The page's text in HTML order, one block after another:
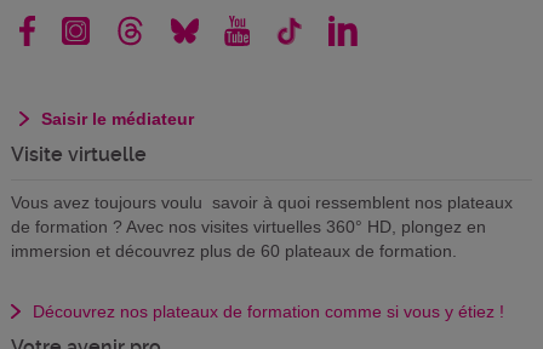
Saisir le médiateur
Visite virtuelle
Vous avez toujours voulu savoir à quoi ressemblent nos plateaux
de formation ? Avec nos visites virtuelles 360° HD, plongez en
immersion et découvrez plus de 60 plateaux de formation.
Découvrez nos plateaux de formation comme si vous y étiez !